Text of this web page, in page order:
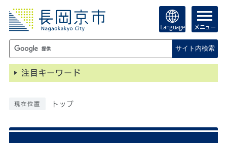
Language メニュー
サイト内検索
注目キーワード
現在位置 トップ